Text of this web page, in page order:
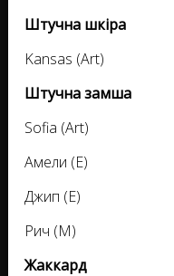
Штучна шкіра
Kansas (Аrt)
Штучна замша
Sofia (Аrt)
Амели (Е)
Джип (Е)
Рич (М)
Жаккард